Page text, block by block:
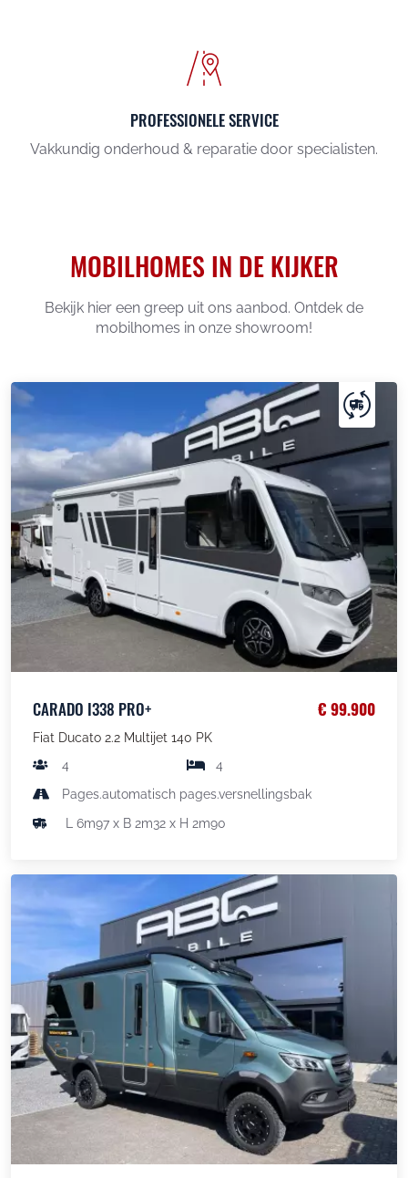
PROFESSIONELE SERVICE
Vakkundig onderhoud & reparatie door specialisten.
MOBILHOMES IN DE KIJKER
Bekijk hier een greep uit ons aanbod. Ontdek de
mobilhomes in onze showroom!
CARADO I338 PRO+ € 99.900
Fiat Ducato 2.2 Multijet 140 PK
4
4
Pages.automatisch pages.versnellingsbak
L 6m97 x B 2m32 x H 2m90